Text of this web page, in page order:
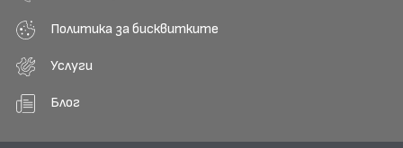
Политика за бисквитките
Услуги
Блог